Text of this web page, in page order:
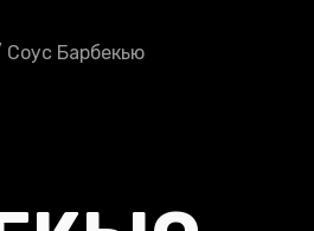
Соус Барбекью